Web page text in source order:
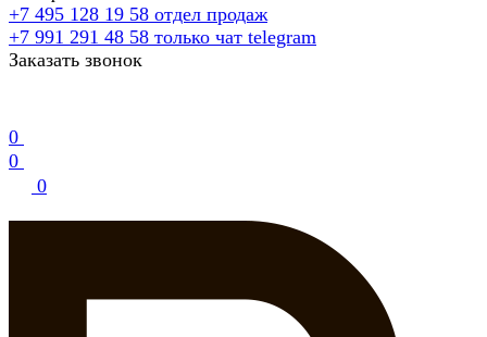
+7 495 128 19 58 отдел продаж
+7 991 291 48 58 только чат telegram
Заказать звонок
0
0
0